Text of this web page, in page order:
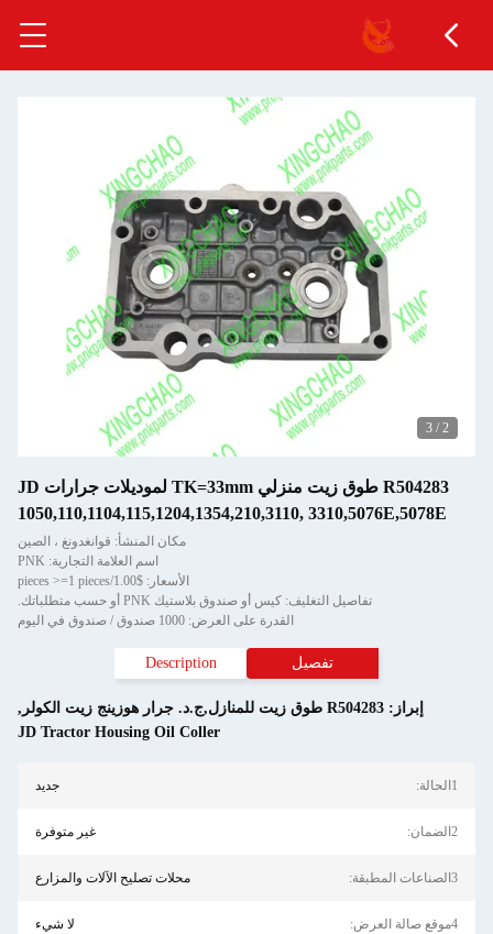
3
/
3
R504283 طوق زيت منزلي TK=33mm لموديلات جرارات JD
1050,110,1104,115,1204,1354,210,3110, 3310,5076E,5078E
مكان المنشأ: قوانغدونغ ، الصين
اسم العلامة التجارية: PNK
الأسعار: $1.00/pieces >=1 pieces
تفاصيل التغليف: كيس أو صندوق بلاستيك PNK أو حسب متطلباتك.
القدرة على العرض: 1000 صندوق / صندوق في اليوم
تفصيل Description
إبراز: R504283 طوق زيت للمنازل,ج.د. جرار هوزينج زيت الكولر
,
JD Tractor Housing Oil Coller
1الحالة: جديد
2الضمان: غير متوفرة
3الصناعات المطبقة: محلات تصليح الآلات والمزارع
4موقع صالة العرض: لا شيء